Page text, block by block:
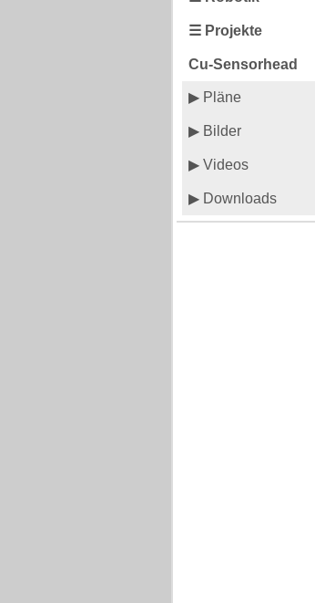
☰ Projekte
Cu-Sensorhead
▶ Pläne
▶ Bilder
▶ Videos
▶ Downloads